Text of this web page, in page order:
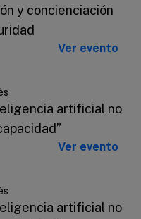
y concienciación
Ver evento
artificial no
Ver evento
artificial no